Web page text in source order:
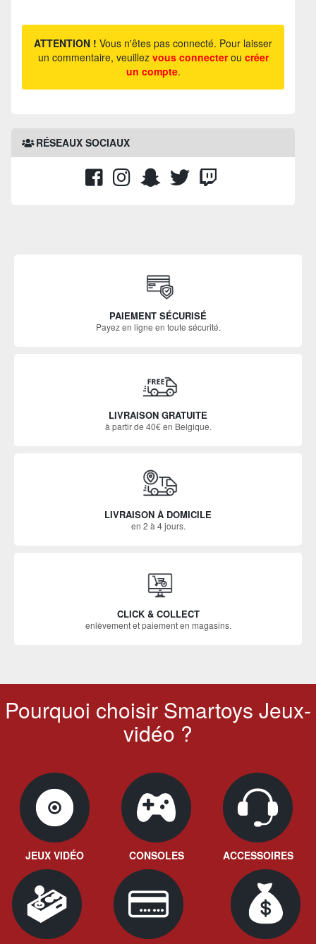
ATTENTION ! Vous n'êtes pas connecté. Pour laisser
un commentaire, veuillez vous connecterou créer
un compte.
RÉSEAUX SOCIAUX
PAIEMENT SÉCURISÉ
Payez en ligne en toute sécurité.
LIVRAISON GRATUITE
à partir de 40€ en Belgique.
LIVRAISON À DOMICILE
en 2 à 4 jours.
CLICK & COLLECT
enlèvement et paiement en magasins.
Pourquoi choisir Smartoys Jeux-
vidéo ?
JEUX VIDÉO CONSOLES ACCESSOIRES